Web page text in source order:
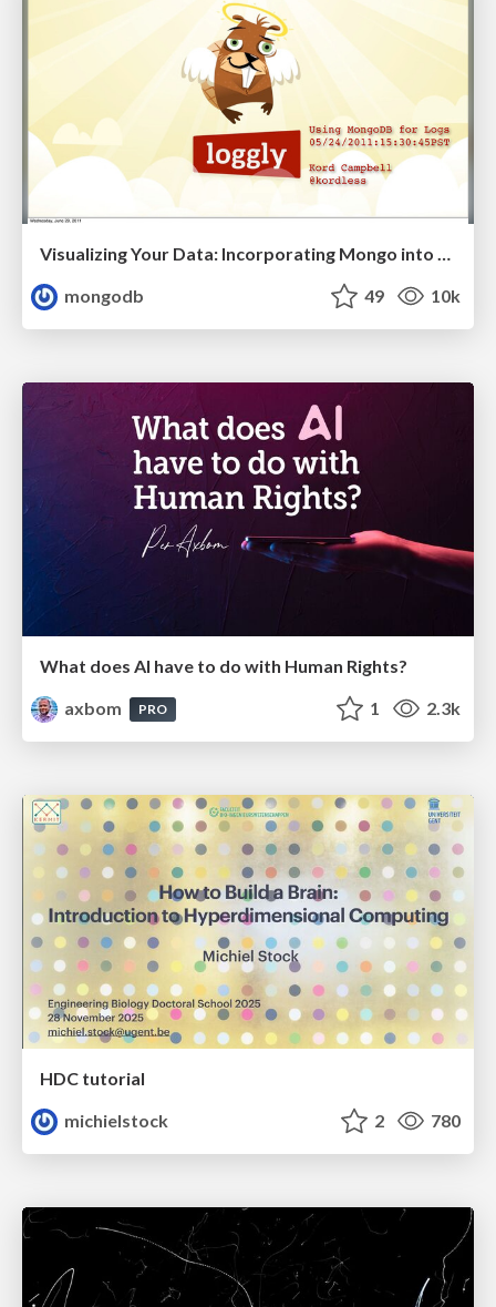
mongodb
49 10k
What does AI have to do with Human Rights?
axbom
PRO 1 2.3k
HDC tutorial
michielstock
2 780